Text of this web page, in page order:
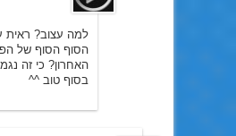
למה עצוב? ראית
הסוף הסוף של
האחרון? כי זה
בסוף טוב ^^